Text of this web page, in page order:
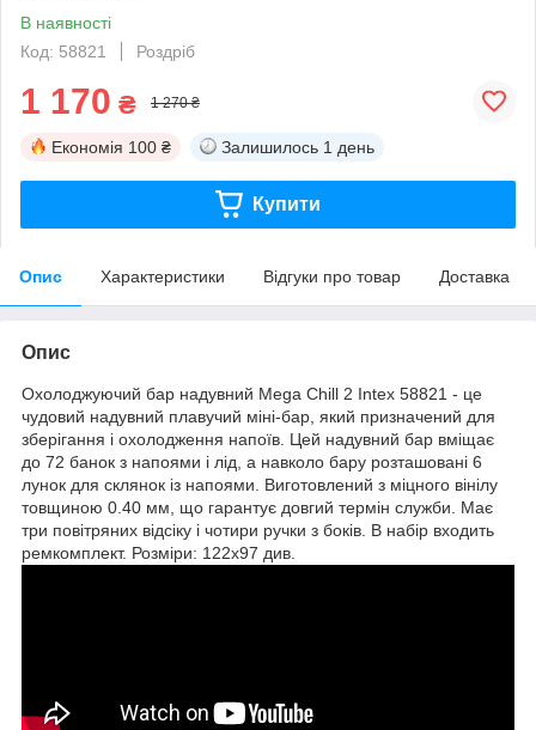
В наявності
Код: 58821
Роздріб
1 170 ₴ 1 270 ₴
Економія 100 ₴ Залишилось 1 день
Купити
Опис Характеристики Відгуки про товар Доставка
Опис
Охолоджуючий бар надувний Mega Chill 2 Intex 58821 - це
чудовий надувний плавучий міні-бар, який призначений для
зберігання і охолодження напоїв. Цей надувний бар вміщає
до 72 банок з напоями і лід, а навколо бару розташовані 6
лунок для склянок із напоями. Виготовлений з міцного вінілу
товщиною 0.40 мм, що гарантує довгий термін служби. Має
три повітряних відсіку і чотири ручки з боків. В набір входить
ремкомплект. Розміри: 122x97 див.